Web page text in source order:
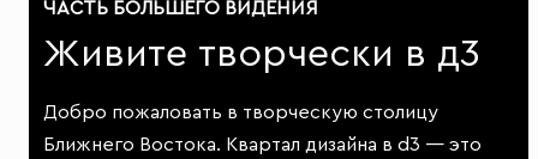
ЧАСТЬ БОЛЬШЕГО ВИДЕНИЯ
Живите творчески в д3
Добро пожаловать в творческую столицу
Ближнего Востока. Квартал дизайна в d3 — это